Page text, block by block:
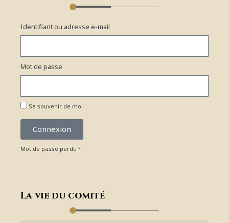
Identifiant ou adresse e-mail
Mot de passe
Se souvenir de moi
Connexion
Mot de passe perdu ?
La vie du comité